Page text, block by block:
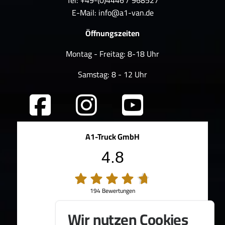
E-Mail: info@a1-van.de
Öffnungszeiten
Montag - Freitag: 8-18 Uhr
Samstag: 8 - 12 Uhr
A1-Truck GmbH
4.8
194 Bewertungen
95%Fahrzeug wie beschrieben